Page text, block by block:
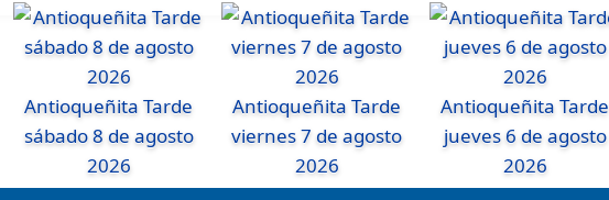
Antioqueñita Tarde
sábado 8 de agosto
2026
Antioqueñita Tarde
viernes 7 de agosto
2026
Antioqueñita Tarde
jueves 6 de agosto
2026